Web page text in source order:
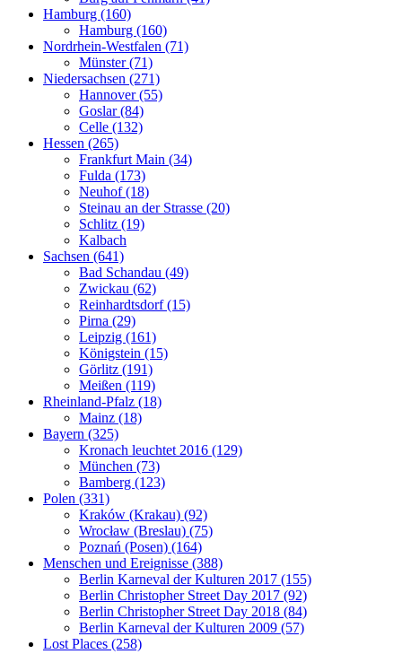
Hamburg (160)
Hamburg (160)
Nordrhein-Westfalen (71)
Münster (71)
Niedersachsen (271)
Hannover (55)
Goslar (84)
Celle (132)
Hessen (265)
Frankfurt Main (34)
Fulda (173)
Neuhof (18)
Steinau an der Strasse (20)
Schlitz (19)
Kalbach
Sachsen (641)
Bad Schandau (49)
Zwickau (62)
Reinhardtsdorf (15)
Pirna (29)
Leipzig (161)
Königstein (15)
Görlitz (191)
Meißen (119)
Rheinland-Pfalz (18)
Mainz (18)
Bayern (325)
Kronach leuchtet 2016 (129)
München (73)
Bamberg (123)
Polen (331)
Kraków (Krakau) (92)
Wrocław (Breslau) (75)
Poznań (Posen) (164)
Menschen und Ereignisse (388)
Berlin Karneval der Kulturen 2017 (155)
Berlin Christopher Street Day 2017 (92)
Berlin Christopher Street Day 2018 (84)
Berlin Karneval der Kulturen 2009 (57)
Lost Places (258)